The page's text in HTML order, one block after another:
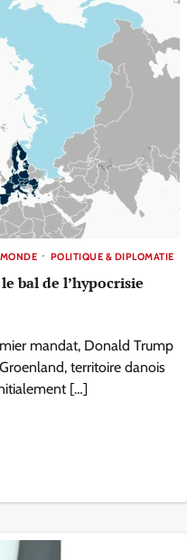
MONDE POLITIQUE & DIPLOMATIE
bal de l’hypocrisie
mandat, Donald Trump
territoire danois
[…]